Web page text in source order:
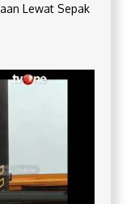
Lewat Sepak